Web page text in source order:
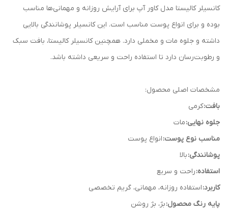
کانسیلر کالیستا مدل کاور آپ برای آرایش روزانه و مهمانی‌ها مناسب
بوده و برای انواع پوست مناسب است. این کانسیلر پوشانندگی بالایی
داشته و جلوه مات و مخملی دارد. همچنین کانسیلر کالیستا، بافت سبک
و رطوبت‌رسان دارد تا استفاده راحت و سریعی داشته باشد.
مشخصات اصلی محصول:
بافت:کرمی
جلوه نهایی:مات
مناسب نوع پوست:انواع پوست
پوشانندگی:بالا
استفاده:راحت و سریع
کاربرد:استفاده روزانه، مهمانی، گریم تخصصی
پایه رنگ محصول:بژ، بژ روشن